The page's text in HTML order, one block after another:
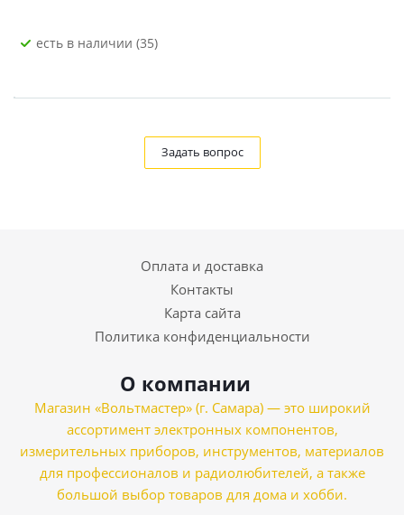
Есть в наличии (35)
Задать вопрос
Оплата и доставка
Контакты
Карта сайта
Политика конфиденциальности
О компании
Магазин «Вольтмастер» (г. Самара) — это широкий
ассортимент электронных компонентов,
измерительных приборов, инструментов, материалов
для профессионалов и радиолюбителей, а также
большой выбор товаров для дома и хобби.